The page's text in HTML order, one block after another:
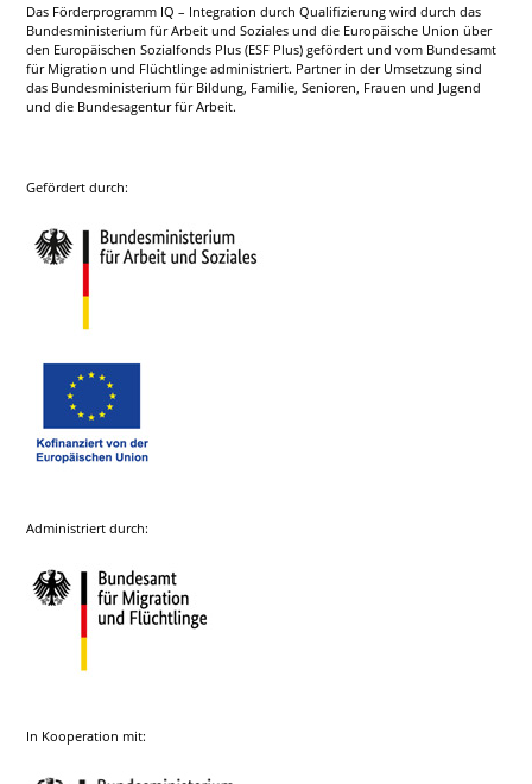
Das Förderprogramm IQ – Integration durch Qualifizierung wird durch das
Bundesministerium für Arbeit und Soziales und die Europäische Union über
den Europäischen Sozialfonds Plus (ESF Plus) gefördert und vom Bundesamt
für Migration und Flüchtlinge administriert. Partner in der Umsetzung sind
das Bundesministerium für Bildung, Familie, Senioren, Frauen und Jugend
und die Bundesagentur für Arbeit.
Gefördert durch:
Administriert durch:
In Kooperation mit: